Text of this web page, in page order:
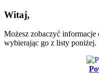
Witaj,
Możesz zobaczyć
wybierając go z listy poniżej.